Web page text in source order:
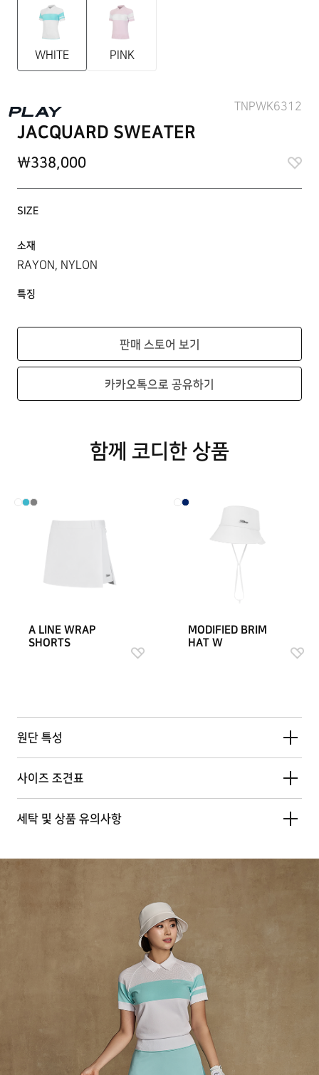
WHITE PINK
TNPWK6312
JACQUARD SWEATER
\338,000
SIZE
소재
RAYON, NYLON
특징
판매 스토어 보기
카카오톡으로 공유하기
함께 코디한 상품
A LINE WRAP
SHORTS
MODIFIED BRIM
HAT W
원단 특성
사이즈 조견표
세탁 및 상품 유의사항